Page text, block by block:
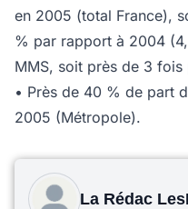
en 2005 (total France),
% par rapport à 2004
MMS, soit près de 3
• Près de 40 % de part
2005 (Métropole).
La Rédac